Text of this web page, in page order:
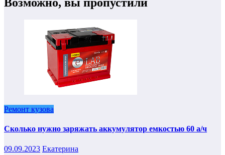
Ремонт кузова
Сколько нужно заряжать аккумулятор емкостью 60 а/ч
09.09.2023 Екатерина